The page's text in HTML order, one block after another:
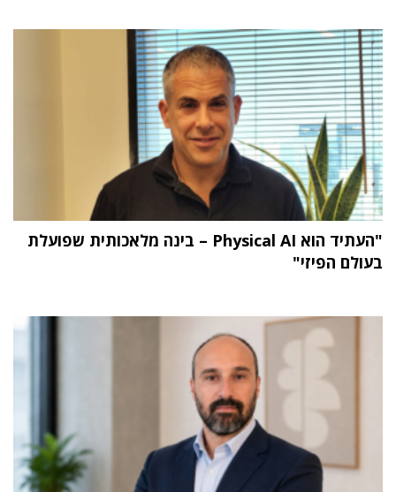
"העתיד הוא Physical AI – בינה מלאכותית שפועלת
בעולם הפיזי"